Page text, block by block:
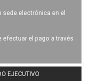
sede electrónica en el
efectuar el pago a través
EJECUTIVO